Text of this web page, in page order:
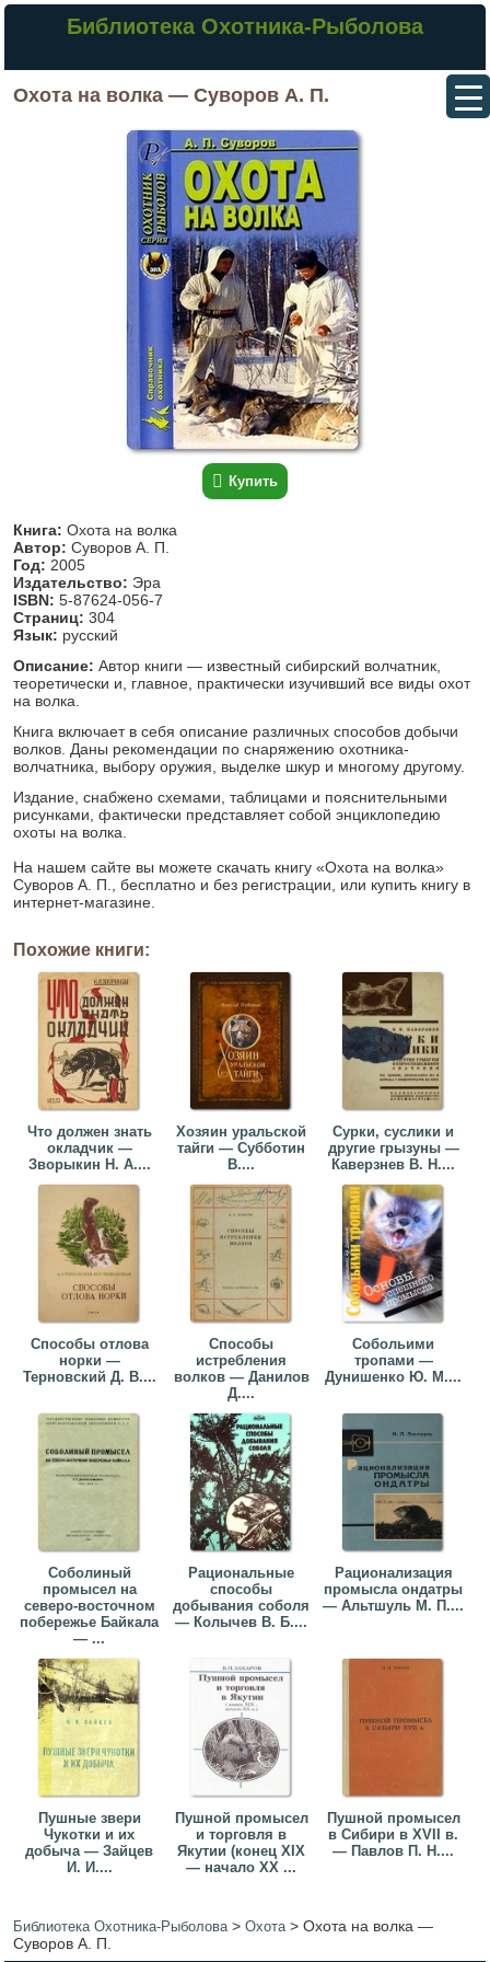
Библиотека Охотника-Рыболова
Охота на волка — Суворов А. П.
Купить
Книга: Охота на волка
Автор: Суворов А. П.
Год: 2005
Издательство: Эра
ISBN: 5-87624-056-7
Страниц: 304
Язык: русский
Описание: Автор книги — известный сибирский волчатник,
теоретически и, главное, практически изучивший все виды охот
на волка.
Книга включает в себя описание различных способов добычи
волков. Даны рекомендации по снаряжению охотника-
волчатника, выбору оружия, выделке шкур и многому другому.
Издание, снабжено схемами, таблицами и пояснительными
рисунками, фактически представляет собой энциклопедию
охоты на волка.
На нашем сайте вы можете скачать книгу «Охота на волка»
Суворов А. П., бесплатно и без регистрации, или купить книгу в
интернет-магазине.
Похожие книги:
Что должен знать
окладчик —
Зворыкин Н. А....
Хозяин уральской
тайги — Субботин
В....
Сурки, суслики и
другие грызуны —
Каверзнев В. Н....
Способы отлова
норки —
Терновский Д. В....
Способы
истребления
волков — Данилов
Д....
Собольими
тропами —
Дунишенко Ю. М....
Соболиный
промысел на
северо-восточном
побережье Байкала
— ...
Рациональные
способы
добывания соболя
— Колычев В. Б....
Рационализация
промысла ондатры
— Альтшуль М. П....
Пушные звери
Чукотки и их
добыча — Зайцев
И. И....
Пушной промысел
и торговля в
Якутии (конец XIX
— начало XX ...
Пушной промысел
в Сибири в XVII в.
— Павлов П. Н....
Библиотека Охотника-Рыболова>Охота>Охота на волка —
Суворов А. П.